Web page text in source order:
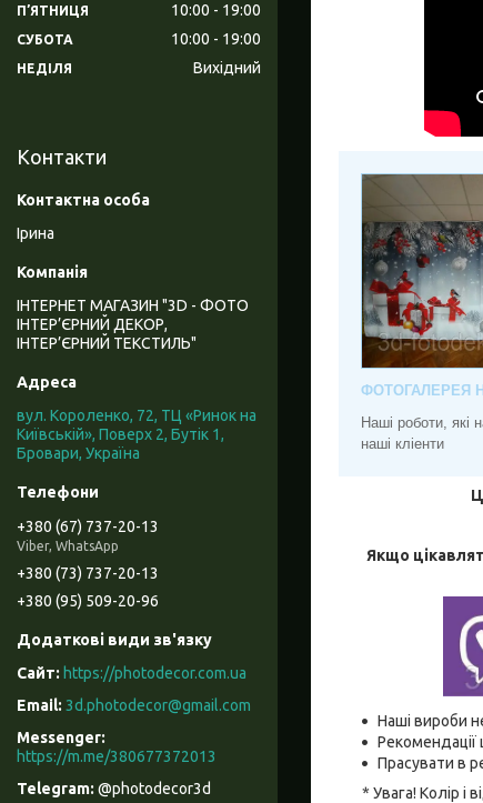
ФОТОГАЛЕРЕЯ
Наші роботи, які
наші кліенти
Якщо
Наші вироби
Прасувати в
* Увага! Колір і
ПʼЯТНИЦЯ 10:00 19:00
СУБОТА 10:00 19:00
НЕДІЛЯ Вихідний
Контакти
Ірина
ІНТЕРНЕТ МАГАЗИН "3D - ФОТО
ІНТЕР’ЄРНИЙ ДЕКОР,
ІНТЕР’ЄРНИЙ ТЕКСТИЛЬ"
вул. Короленко, 72, ТЦ «Ринок на
Київській», Поверх 2, Бутік 1,
Бровари, Україна
+380 (67) 737-20-13
Viber, WhatsApp
+380 (73) 737-20-13
+380 (95) 509-20-96
https://photodecor.com.ua
3d.photodecor@gmail.com
https://m.me/380677372013
@photodecor3d